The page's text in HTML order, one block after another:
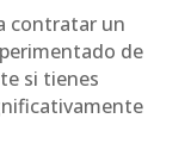
contratar un
de
si tienes